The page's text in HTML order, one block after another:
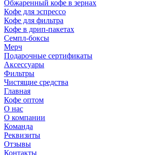
Обжаренный кофе в зернах
Кофе для эспрессо
Кофе для фильтра
Кофе в дрип-пакетах
Семпл-боксы
Мерч
Подарочные сертификаты
Аксессуары
Фильтры
Чистящие средства
Главная
Кофе оптом
О нас
О компании
Команда
Реквизиты
Отзывы
Контакты